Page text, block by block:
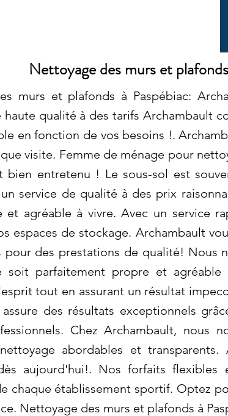
Nettoyage des murs et
murs et plafonds à Paspébiac:
haute qualité à des tarifs Archambault
en fonction de vos besoins !.
visite. Femme de ménage pour
bien entretenu ! Le sous-sol est
service de qualité à des prix
et agréable à vivre. Avec un service
espaces de stockage. Archambault
pour des prestations de qualité! Nous
soit parfaitement propre et
tout en assurant un résultat
des résultats exceptionnels
Chez Archambault, nous
abordables et
aujourd'hui!. Nos forfaits flexibles
chaque établissement sportif. Optez
Nettoyage des murs et plafonds à